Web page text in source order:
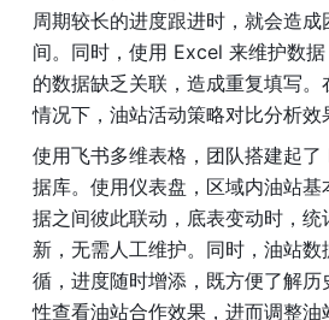
周期较长的进度跟进时，就会造
间。同时，使用 Excel 来维护数
的数据缺乏关联，造成重复填写
情况下，油站活动策略对比分析效
使用飞书多维表格，团队搭建起
据库。使用仪表盘，区域内油站基
据之间彼此联动，底表变动时，统
新，无需人工维护。同时，油站
循，进度随时增添，既方便了解
性查看油站合作效果，进而调整油